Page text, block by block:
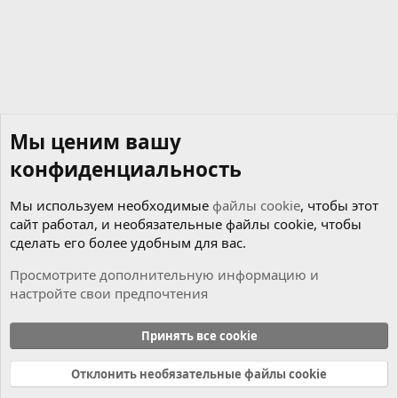
Cookies
Russian (RU)
Связь с нами
Условия и правила
Политика конфиденциальности
Справка Главная
R
Мы ценим вашу
конфиденциальность
Мы используем необходимые файлы cookie, чтобы этот
сайт работал, и необязательные файлы cookie, чтобы
сделать его более удобным для вас.
Просмотрите дополнительную информацию и
настройте свои предпочтения
Принять все cookie
Отклонить необязательные файлы cookie